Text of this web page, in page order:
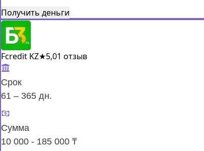
Получить деньги
Fcredit KZ★5,01 отзыв
Срок
61 – 365 дн.
Сумма
10 000 - 185 000 ₸